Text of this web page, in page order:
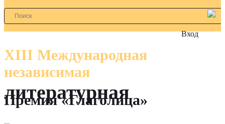
Вход
XIII Международная
независимая
литературная
Премия «Глаголица»